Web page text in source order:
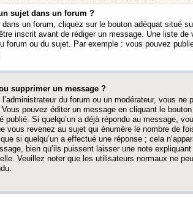
sujet dans un forum ?
un forum, cliquez sur le bouton adéquat situé
inscrit avant de rédiger un message. Une liste
forum ou du sujet. Par exemple : vous pouvez
supprimer un message ?
du forum ou un modérateur, vous ne
pouvez éditer un message en cliquant le
publié. Si quelqu’un a déjà répondu au message,
vous revenez au sujet qui énumère le nombre de
si quelqu’un a effectué une réponse ; cela
bien qu’ils puissent laisser une note
Veuillez noter que les utilisateurs normaux ne